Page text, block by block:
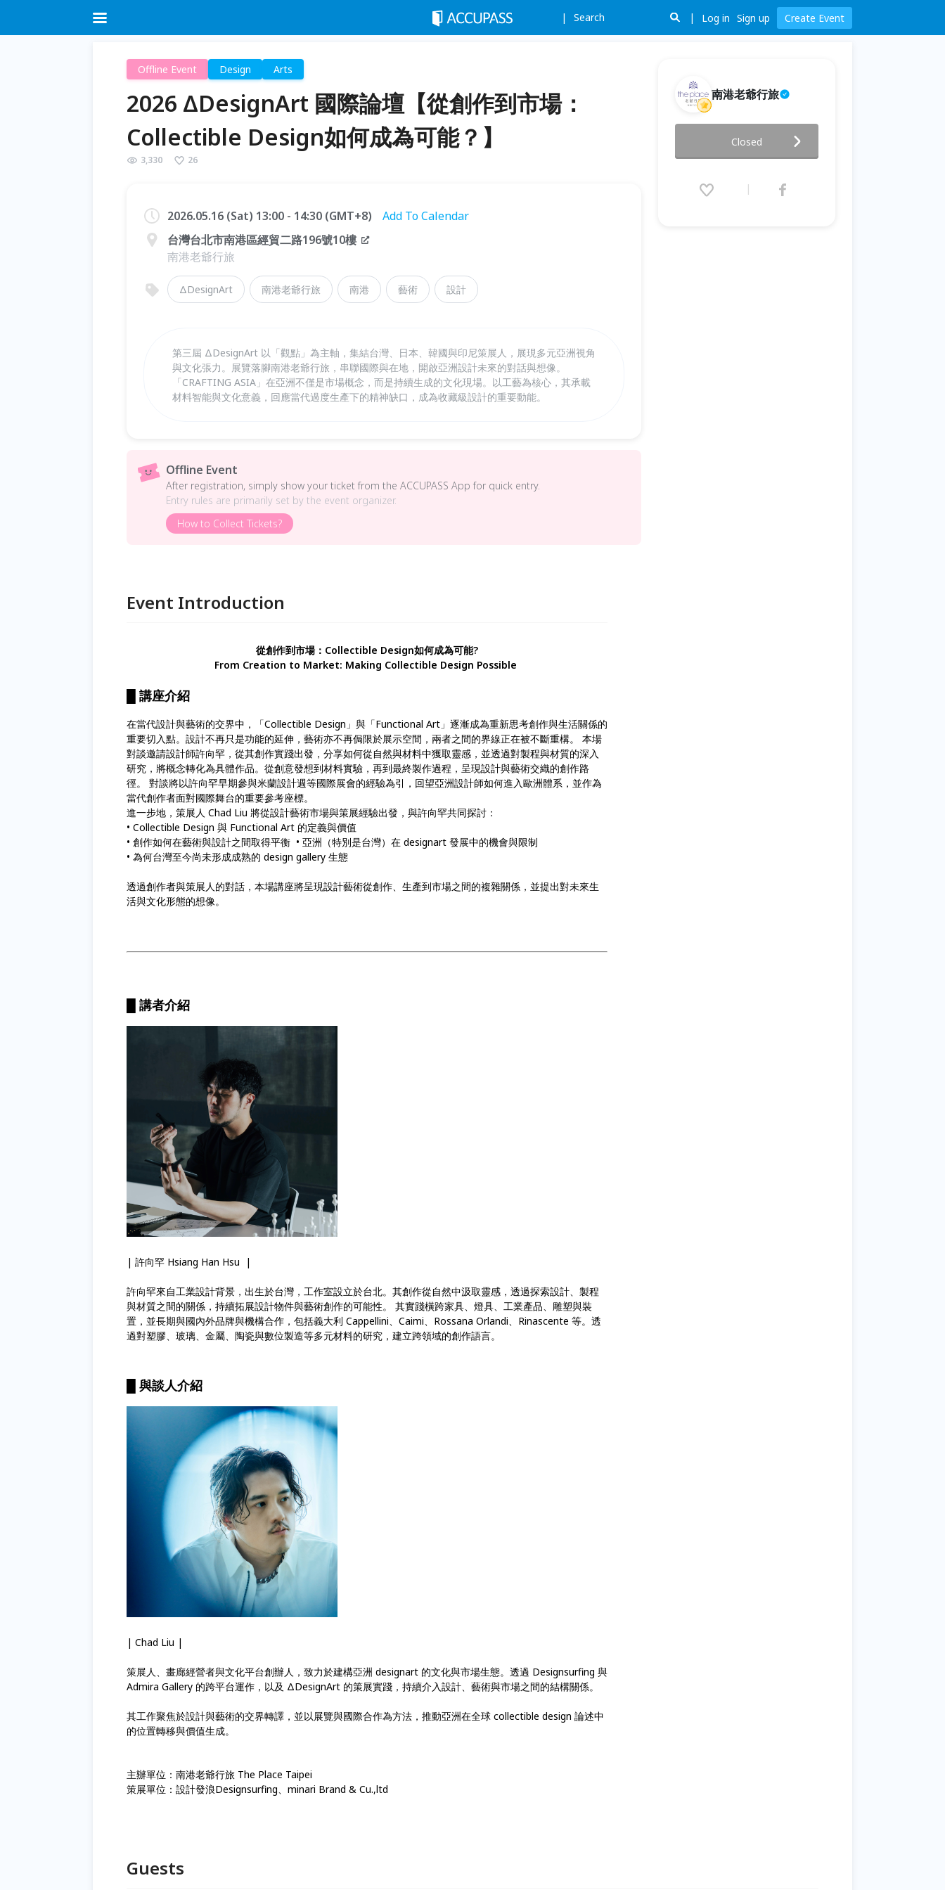
Search Log in Sign up Create Event
Offline Event Design Arts
2026 ΔDesignArt 國際論壇【從創作到市場：
Collectible Design如何成為可能？】
3,330 26
2026.05.16 (Sat) 13:00 - 14:30 (GMT+8)
Add To Calendar
台灣台北市南港區經貿二路196號10樓
南港老爺行旅
ΔDesignArt 南港老爺行旅 南港 藝術 設計
第三屆 ΔDesignArt 以「觀點」為主軸，集結台灣、日本、韓國與印尼策展人，展現多元亞洲視角
與文化張力。展覽落腳南港老爺行旅，串聯國際與在地，開啟亞洲設計未來的對話與想像。
「CRAFTING ASIA」在亞洲不僅是市場概念，而是持續生成的文化現場。以工藝為核心，其承載
材料智能與文化意義，回應當代過度生產下的精神缺口，成為收藏級設計的重要動能。
Offline Event
After registration, simply show your ticket from the ACCUPASS App for quick entry.
Entry rules are primarily set by the event organizer.
How to Collect Tickets?
Event Introduction
從創作到市場：Collectible Design如何成為可能?
From Creation to Market: Making Collectible Design Possible
█ 講座介紹
在當代設計與藝術的交界中，「Collectible Design」與「Functional Art」逐漸成為重新思考創作與⽣活關係的
重要切⼊點。設計不再只是功能的延伸，藝術亦不再侷限於展⽰空間，兩者之間的界線正在被不斷重構。 本場
對談邀請設計師許向罕，從其創作實踐出發，分享如何從⾃然與材料中獲取靈感，並透過對製程與材質的深⼊
研究，將概念轉化為具體作品。從創意發想到材料實驗，再到最終製作過程，呈現設計與藝術交織的創作路
徑。 對談將以許向罕早期參與⽶蘭設計週等國際展會的經驗為引，回望亞洲設計師如何進⼊歐洲體系，並作為
當代創作者⾯對國際舞台的重要參考座標。
進⼀步地，策展⼈ Chad Liu 將從設計藝術市場與策展經驗出發，與許向罕共同探討：
• Collectible Design 與 Functional Art 的定義與價值
• 創作如何在藝術與設計之間取得平衡 • 亞洲（特別是台灣）在 designart 發展中的機會與限制
• 為何台灣⾄今尚未形成成熟的 design gallery ⽣態
透過創作者與策展⼈的對話，本場講座將呈現設計藝術從創作、⽣產到市場之間的複雜關係，並提出對未來⽣
活與⽂化形態的想像。
█ 講者介紹
| 許向罕 Hsiang Han Hsu |
許向罕來⾃⼯業設計背景，出⽣於台灣，⼯作室設⽴於台北。其創作從⾃然中汲取靈感，透過探索設計、製程
與材質之間的關係，持續拓展設計物件與藝術創作的可能性。 其實踐橫跨家具、燈具、⼯業產品、雕塑與裝
置，並⻑期與國內外品牌與機構合作，包括義⼤利 Cappellini、Caimi、Rossana Orlandi、Rinascente 等。透
過對塑膠、玻璃、⾦屬、陶瓷與數位製造等多元材料的研究，建⽴跨領域的創作語⾔。
█ 與談人介紹
| Chad Liu |
策展⼈、畫廊經營者與⽂化平台創辦⼈，致⼒於建構亞洲 designart 的⽂化與市場⽣態。透過 Designsurfing 與
Admira Gallery 的跨平台運作，以及 ΔDesignArt 的策展實踐，持續介⼊設計、藝術與市場之間的結構關係。
其⼯作聚焦於設計與藝術的交界轉譯，並以展覽與國際合作為⽅法，推動亞洲在全球 collectible design 論述中
的位置轉移與價值⽣成。
主辦單位：南港老爺行旅 The Place Taipei
策展單位：設計發浪Designsurfing、minari Brand & Cu.,ltd
南港老爺行旅
【從創作到市場：Collectible
Design如何成為可能？】
(GMT+8)
Closed
Guests